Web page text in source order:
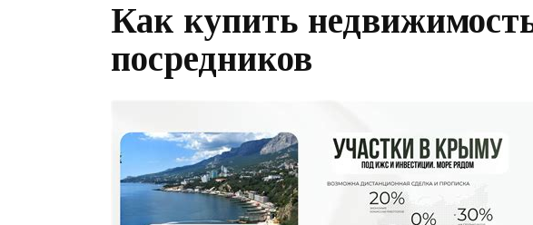
Как купить
посредников